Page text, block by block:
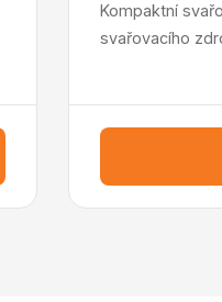
Kompaktní
svařovacího